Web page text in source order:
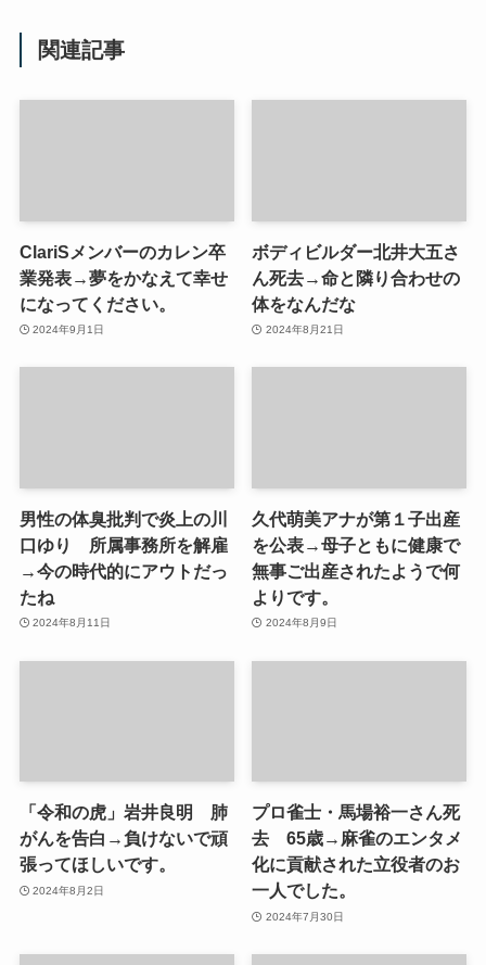
関連記事
ClariSメンバーのカレン卒
業発表→夢をかなえて幸せ
になってください。
2024年9月1日
ボディビルダー北井大五さ
ん死去→命と隣り合わせの
体をなんだな
2024年8月21日
男性の体臭批判で炎上の川
口ゆり 所属事務所を解雇
→今の時代的にアウトだっ
たね
2024年8月11日
久代萌美アナが第１子出産
を公表→母子ともに健康で
無事ご出産されたようで何
よりです。
2024年8月9日
「令和の虎」岩井良明 肺
がんを告白→負けないで頑
張ってほしいです。
2024年8月2日
プロ雀士・馬場裕一さん死
去 65歳→麻雀のエンタメ
化に貢献された立役者のお
一人でした。
2024年7月30日